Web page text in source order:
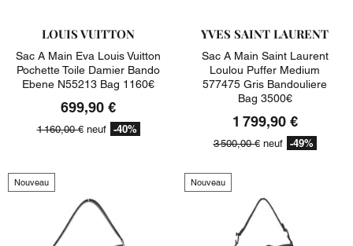
LOUIS VUITTON
Sac A Main Eva Louis Vuitton
Pochette Toile Damier Bando
Ebene N55213 Bag 1160€
699,90 €
1 160,00 €neuf -40%
YVES SAINT LAURENT
Sac A Main Saint Laurent
Loulou Puffer Medium
577475 Gris Bandouliere
Bag 3500€
1 799,90 €
3 500,00 €neuf -49%
Nouveau Nouveau